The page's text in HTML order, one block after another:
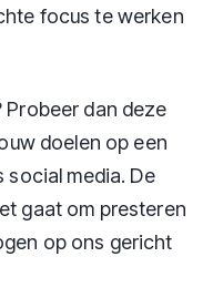
focus te werken
dan deze
doelen op een
social media. De
gaat om presteren
op ons gericht